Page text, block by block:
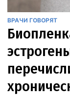
ВРАЧИ ГОВОРЯТ